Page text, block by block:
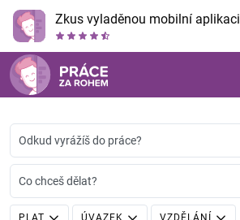
Zkus vyladěnou mobilní aplikaci
Odkud vyrážíš do práce?
Co chceš dělat?
PLAT ÚVAZEK VZDĚLÁNÍ